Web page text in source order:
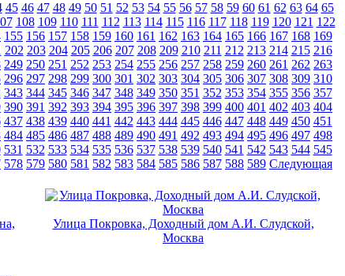
45 46 47 48 49 50 51 52 53 54 55 56 57 58 59 60 61 62 63 64 65
108 109 110 111 112 113 114 115 116 117 118 119 120 121 122
155 156 157 158 159 160 161 162 163 164 165 166 167 168 169
202 203 204 205 206 207 208 209 210 211 212 213 214 215 216
249 250 251 252 253 254 255 256 257 258 259 260 261 262 263
296 297 298 299 300 301 302 303 304 305 306 307 308 309 310
343 344 345 346 347 348 349 350 351 352 353 354 355 356 357
390 391 392 393 394 395 396 397 398 399 400 401 402 403 404
437 438 439 440 441 442 443 444 445 446 447 448 449 450 451
484 485 486 487 488 489 490 491 492 493 494 495 496 497 498
531 532 533 534 535 536 537 538 539 540 541 542 543 544 545
578 579 580 581 582 583 584 585 586 587 588 589 Следующая
Улица Покровка, Доходный дом А.И. Слудской,
Москва